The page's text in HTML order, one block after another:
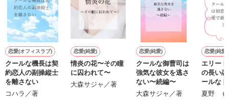
____第2話「プレゼント」
「運命の赤い糸って信じる？」
きっとあの日から、小さな奇跡は始まっていたんだ。
甘く切ない恋の物語。
*＊*＊*＊*＊*＊*＊*＊*
2023/4/2〜2023/4/7＊完結
恋愛(オフィスラブ)
クールな機長は契
約恋人の副操縦士
を離さない
コハラ／著
恋愛(純愛)
情炎の花〜その瞳
に囚われて〜
大森サジャ／著
恋愛(純愛)
クールな御曹司は
強気な彼女を逃さ
ない〜続編〜
大森サジャ／著
恋愛(純愛)
エリー
の長い
ールな
初恋の
夏野 も